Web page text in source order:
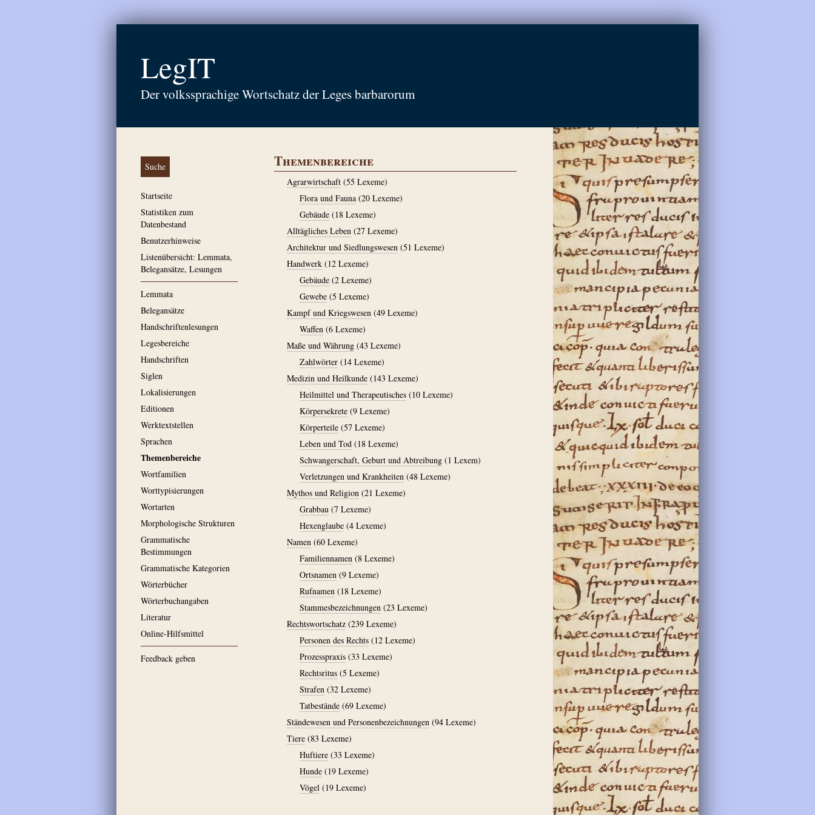
LegIT
Der volkssprachige Wortschatz der Leges barbarorum
Suche
Startseite
Statistiken zum
Datenbestand
Benutzerhinweise
Listenübersicht: Lemmata,
Belegansätze, Lesungen
Lemmata
Belegansätze
Handschriftenlesungen
Legesbereiche
Handschriften
Siglen
Lokalisierungen
Editionen
Werktextstellen
Sprachen
Themenbereiche
Wortfamilien
Worttypisierungen
Wortarten
Morphologische Strukturen
Grammatische
Bestimmungen
Grammatische Kategorien
Wörterbücher
Wörterbuchangaben
Literatur
Online-Hilfsmittel
Feedback geben
Themenbereiche
Agrarwirtschaft (55 Lexeme)
Flora und Fauna (20 Lexeme)
Gebäude (18 Lexeme)
Alltägliches Leben (27 Lexeme)
Architektur und Siedlungswesen (51 Lexeme)
Handwerk (12 Lexeme)
Gebäude (2 Lexeme)
Gewebe (5 Lexeme)
Kampf und Kriegswesen (49 Lexeme)
Waffen (6 Lexeme)
Maße und Währung (43 Lexeme)
Zahlwörter (14 Lexeme)
Medizin und Heilkunde (143 Lexeme)
Heilmittel und Therapeutisches (10 Lexeme)
Körpersekrete (9 Lexeme)
Körperteile (57 Lexeme)
Leben und Tod (18 Lexeme)
Schwangerschaft, Geburt und Abtreibung (1 Lexem)
Verletzungen und Krankheiten (48 Lexeme)
Mythos und Religion (21 Lexeme)
Grabbau (7 Lexeme)
Hexenglaube (4 Lexeme)
Namen (60 Lexeme)
Familiennamen (8 Lexeme)
Ortsnamen (9 Lexeme)
Rufnamen (18 Lexeme)
Stammesbezeichnungen (23 Lexeme)
Rechtswortschatz (239 Lexeme)
Personen des Rechts (12 Lexeme)
Prozesspraxis (33 Lexeme)
Rechtsritus (5 Lexeme)
Strafen (32 Lexeme)
Tatbestände (69 Lexeme)
Ständewesen und Personenbezeichnungen (94 Lexeme)
Tiere (83 Lexeme)
Huftiere (33 Lexeme)
Hunde (19 Lexeme)
Vögel (19 Lexeme)